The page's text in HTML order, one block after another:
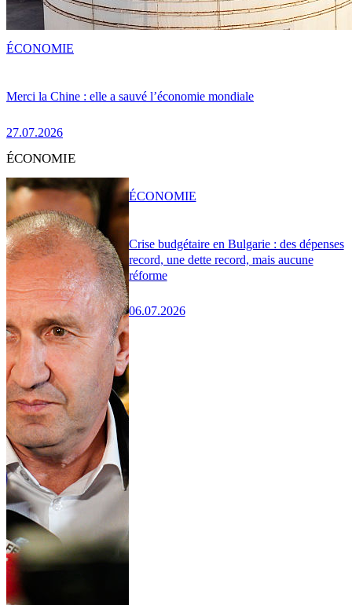
Merci la Chine : elle a sauvé l’économie mondiale
27.07.2026
ÉCONOMIE
ÉCONOMIE
Crise budgétaire en Bulgarie : des dépenses
record, une dette record, mais aucune
réforme
06.07.2026
ÉCONOMIE